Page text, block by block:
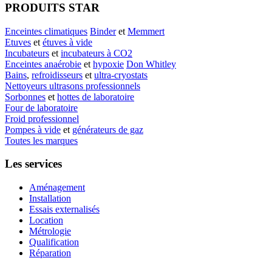
PRODUITS STAR
Enceintes climatiques Binderet Memmert
Etuves et étuves à vide
Incubateurs et incubateurs à CO2
Enceintes anaérobie et hypoxie Don Whitley
Bains, refroidisseurs et ultra-cryostats
Nettoyeurs ultrasons professionnels
Sorbonnes et hottes de laboratoire
Four de laboratoire
Froid professionnel
Pompes à vide et générateurs de gaz
Toutes les marques
Les services
Aménagement
Installation
Essais externalisés
Location
Métrologie
Qualification
Réparation